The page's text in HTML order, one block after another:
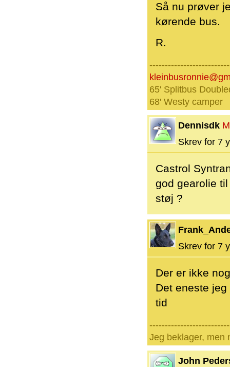
Så nu prøver
kørende bus.
R.
65' Splitbus
68' Westy camper
Dennisdk
Skrev for 7
Castrol
god gearolie
støj ?
Skrev for 7
Der er ikke
Det eneste
tid
Jeg beklager, men
John